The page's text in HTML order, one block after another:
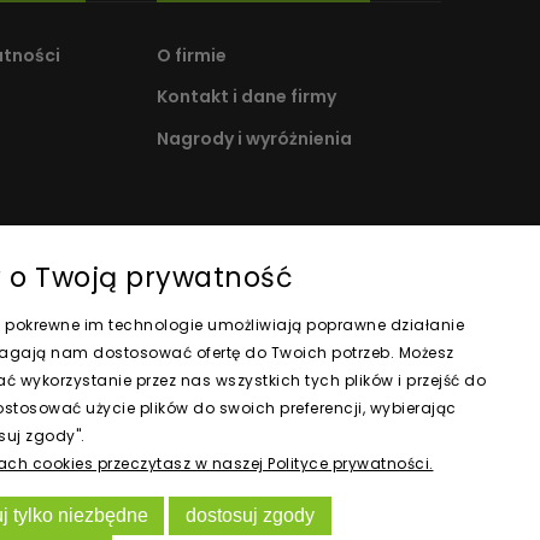
O firmie
Kontakt i dane firmy
Nagrody i wyróżnienia
o Twoją prywatność
pokrewne im technologie umożliwiają poprawne działanie
nam dostosować ofertę do Twoich potrzeb. Możesz
wykorzystanie przez nas wszystkich tych plików i przejść do
użycie plików do swoich preferencji, wybierając
zgody".
cookies przeczytasz w naszej Polityce prywatności.
tylko niezbędne dostosuj zgody